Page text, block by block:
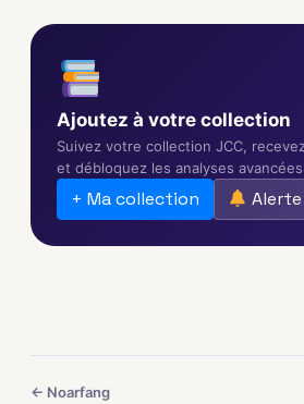
Ajoutez à votre collection
Suivez votre collection JCC,
et débloquez les analyses
+ Ma collection
← Noarfang